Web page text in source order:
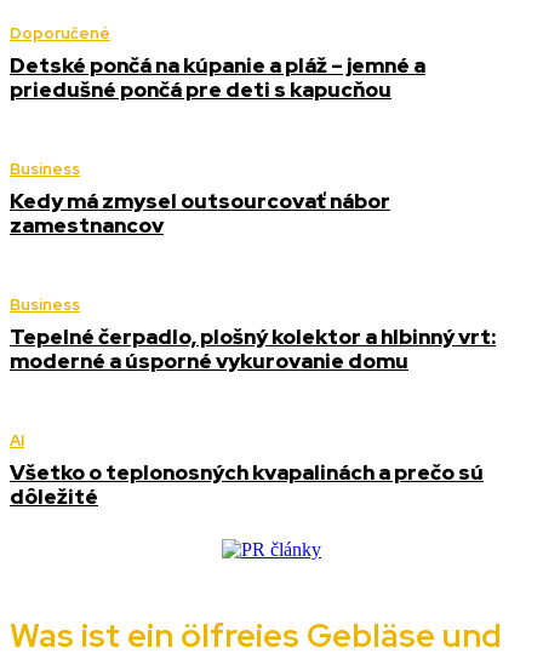
Doporučené
Detské pončá na kúpanie a pláž – jemné a
priedušné pončá pre deti s kapucňou
Business
Kedy má zmysel outsourcovať nábor
zamestnancov
Business
Tepelné čerpadlo, plošný kolektor a hlbinný vrt:
moderné a úsporné vykurovanie domu
AI
Všetko o teplonosných kvapalinách a prečo sú
dôležité
Was ist ein ölfreies Gebläse und